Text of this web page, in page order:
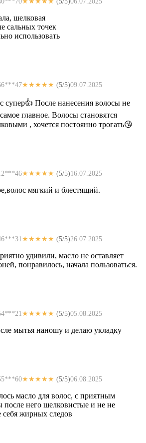
шелковая
сальных точек
использовать
★★★★★ (5/5)09.07.2025
супер👍 После нанесения волосы не
главное. Волосы становятся
, хочется постоянно трогать😘
★★★★★ (5/5)16.07.2025
мягкий и блестящий.
★★★★★ (5/5)26.07.2025
удивили, масло не оставляет
понравилось, начала пользоваться.
★★★★★ (5/5)05.08.2025
мытья наношу и делаю укладку
★★★★★ (5/5)06.08.2025
масло для волос, с приятным
после него шелковистые и не не
себя жирных следов